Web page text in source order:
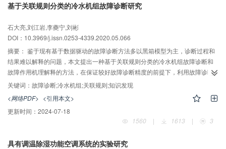
000~1 400 W时，多管气泡泵的液体提升总量、最大提升速率和泵效率均比单
基于关联规则分类的冷水机组故障诊断研究
石大亮,刘江岩,李夔宁,刘彬
DOI：10.3969/j.issn.0253-4339.2020.05.066
摘要： 鉴于现有基于数据驱动的故障诊断方法多以黑箱模型为主，诊断过程和
结果难以解释的问题，本文提出一种基于关联规则分类的冷水机组故障诊断和
故障作用机理解释的方法，在保证较好故障诊断精度的前提下，利用故障诊断
模型中的规则库对诊断过程进行逆向分析，解析故障作用机理和模型的诊断过
程，提升了基于数据驱动的故障诊断方法的可靠性。通过ASHRAE研究项目
1043的实验数据对该方法进行验证。结果表明，基于关联规则分类的冷水机组
故障诊断方法可以有效地识别7种典型冷水机组故障，平均故障诊断准确率高达
90.84％。此外，提取的规则能够较好地吻合制冷原理及热力学相关知识，可用
关键词： 故障诊断;冷水机组;关联规则;知识发现
<网络PDF> <引用本文>
更新时间： 2024-07-18
1560
| 1613 | 3
具有调温除湿功能空调系统的实验研究